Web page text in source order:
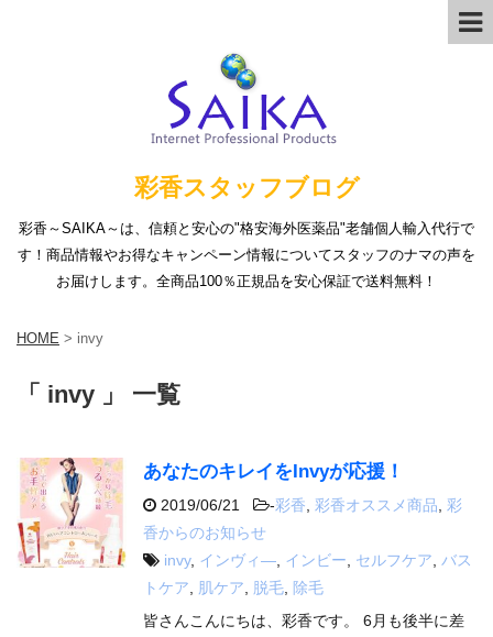
彩香スタッフブログ
彩香～SAIKA～は、信頼と安心の"格安海外医薬品"老舗個人輸入代行で
す！商品情報やお得なキャンペーン情報についてスタッフのナマの声を
お届けします。全商品100％正規品を安心保証で送料無料！
HOME > invy
「 invy 」 一覧
あなたのキレイをInvyが応援！
2019/06/21 -彩香 彩香オススメ商品
彩
香からのお知らせ
invy, インヴィ― インビー セルフケア
バス
トケア
肌ケア 脱毛
除毛
皆さんこんにちは、彩香です。 6月も後半に差